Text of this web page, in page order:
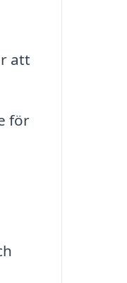
att
för